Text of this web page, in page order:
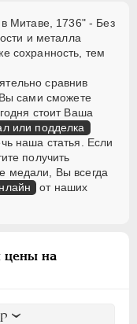
Митаве, 1736" - Без
и металла
сохранность, тем
сравнив
сами сможете
стоит Ваша
или подделка
наша статья. Если
получить
медали, Вы всегда
от наших
цены на